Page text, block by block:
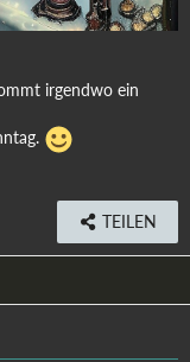
irgendwo ein
TEILEN